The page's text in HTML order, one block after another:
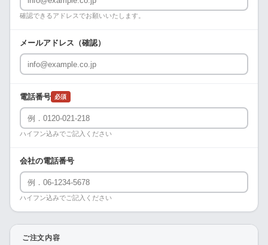
確認できるアドレスでお願いいたします。
メールアドレス（確認）
電話番号 必須
ハイフン込みでご記入ください
会社の電話番号
ハイフン込みでご記入ください
ご注文内容